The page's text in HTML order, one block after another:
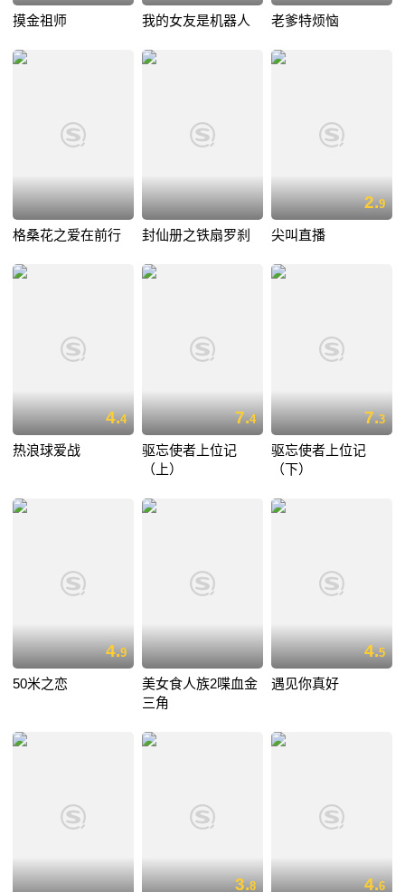
摸金祖师 我的女友是机器人 老爹特烦恼
格桑花之爱在前行 封仙册之铁扇罗刹
2.9
尖叫直播
4.4
热浪球爱战
7.4
驱忘使者上位记
（上）
7.3
驱忘使者上位记
（下）
4.9
50米之恋
美女食人族2喋血金
三角
4.5
遇见你真好
3.8 4.6